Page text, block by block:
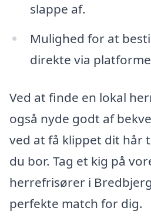
slappe af.
Mulighed for at
direkte via
Ved at finde en lokal
også nyde godt af
ved at få klippet dit hår
du bor. Tag et kig på
herrefrisører i
perfekte match for dig.